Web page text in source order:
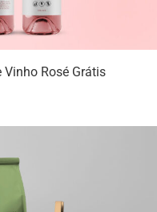
Rosé Grátis